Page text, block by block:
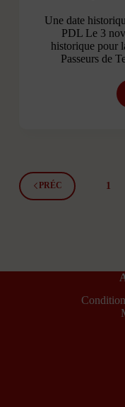
Une date
PDL Le 3
historique pour
Passeurs de
PRÉC 1